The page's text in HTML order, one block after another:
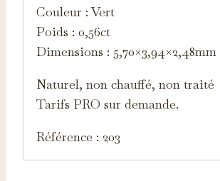
Couleur : Vert
Poids : 0,56ct
Dimensions : 5,70×3,94×2,48mm
Naturel, non chauffé, non traité
Tarifs PRO sur demande.
Référence : 203